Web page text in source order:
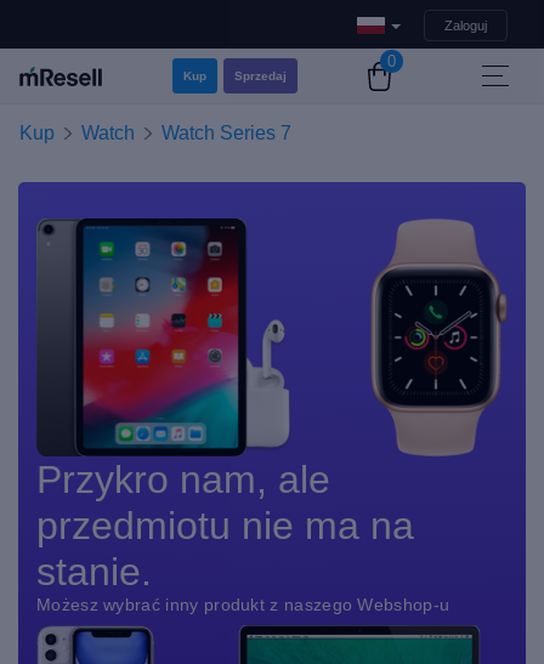
Zaloguj
Kup Sprzedaj
0
Kup Watch Watch Series 7
Przykro nam, ale
przedmiotu nie ma na
stanie.
Możesz wybrać inny produkt z naszego Webshop-u